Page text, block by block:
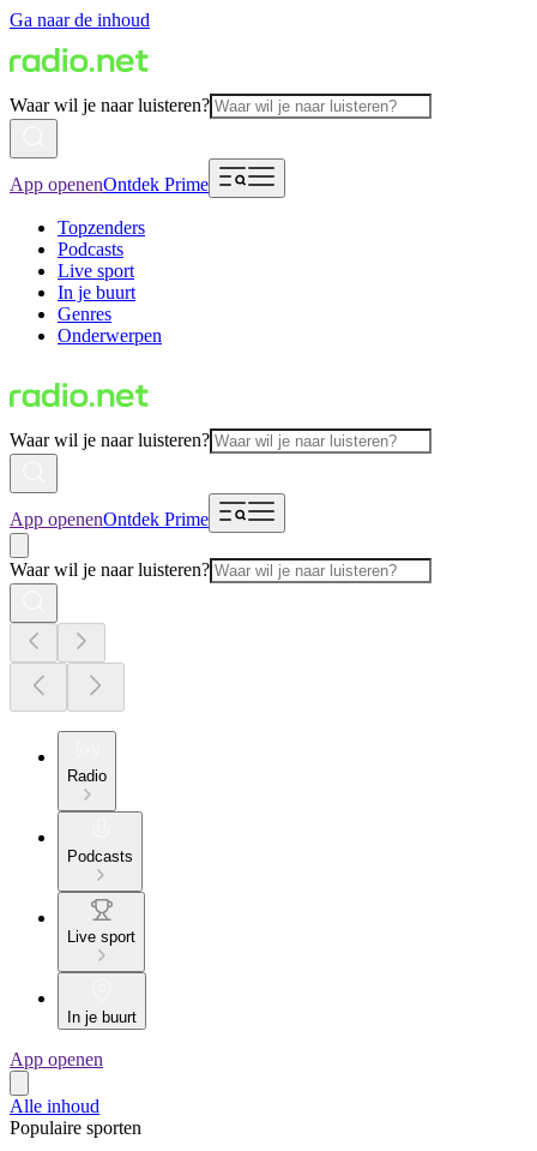
Ga naar de inhoud
Waar wil je naar luisteren?
App openenOntdek Prime
Topzenders
Podcasts
Live sport
In je buurt
Genres
Onderwerpen
Waar wil je naar luisteren?
App openenOntdek Prime
Waar wil je naar luisteren?
Radio
Podcasts
Live sport
In je buurt
App openen
Alle inhoud
Populaire sporten